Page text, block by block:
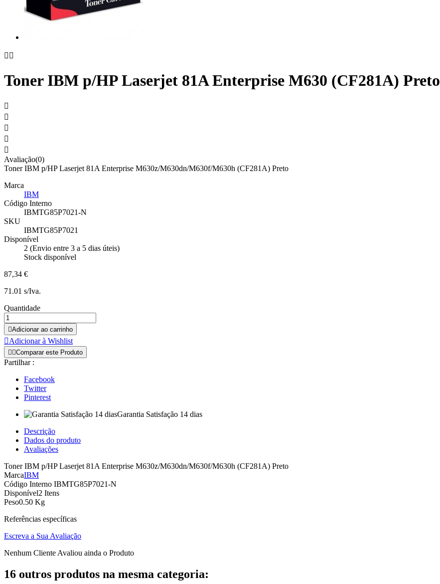
 
Toner IBM p/HP Laserjet 81A Enterprise M630 (CF281A) Preto





Avaliação(0)
Toner IBM p/HP Laserjet 81A Enterprise M630z/M630dn/M630f/M630h (CF281A) Preto
Marca
IBM
Código Interno
IBMTG85P7021-N
SKU
IBMTG85P7021
Disponível
2 (Envio entre 3 a 5 dias úteis)
Stock disponível
87,34 €
71.01 s/Iva.
Quantidade
Adicionar ao carrinho
Adicionar à Wishlist
 Comparar este Produto
Partilhar :
Facebook
Twitter
Pinterest
Garantia Satisfação 14 dias
Descrição
Dados do produto
Avaliações
Toner IBM p/HP Laserjet 81A Enterprise M630z/M630dn/M630f/M630h (CF281A) Preto
MarcaIBM
Código Interno IBMTG85P7021-N
Disponível2 Itens
Peso0.50 Kg
Referências específicas
Escreva a Sua Avaliação
Nenhum Cliente Avaliou ainda o Produto
16 outros produtos na mesma categoria: